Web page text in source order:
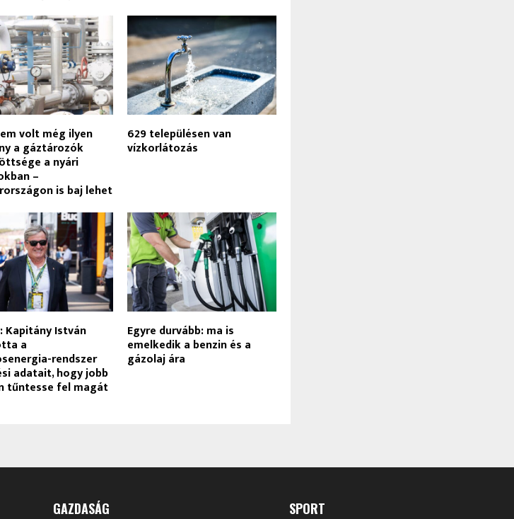
volt még ilyen
a gáztározók
a nyári
–
is baj lehet
629 településen van
vízkorlátozás
Kapitány István
a
rendszer
adatait, hogy jobb
tűntesse fel magát
Egyre durvább: ma is
emelkedik a benzin és a
gázolaj ára
GAZDASÁG SPORT